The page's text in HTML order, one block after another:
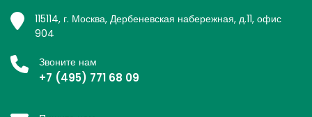
115114, г. Москва, Дербеневская набережная, д.11, офис
904
Звоните нам
+7 (495) 771 68 09